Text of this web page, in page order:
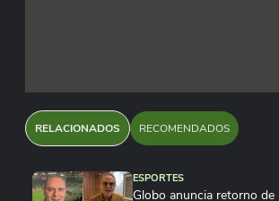
RELACIONADOS RECOMENDADOS
ESPORTES
Globo anuncia retorno